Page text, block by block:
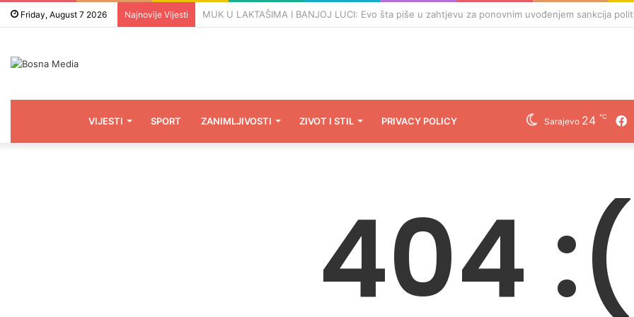
Friday, August 7 2026 Najnovije Vijesti BiH SE IMA ČIME POHVALITI: Zukan Helez ugostio NATO generala, on ostao impresioniran bh.
VIJESTI SPORT ZANIMLJIVOSTI ZIVOT I STIL PRIVACY POLICY Sarajevo 24 ℃
404 :(